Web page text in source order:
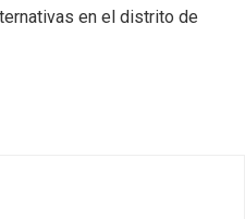
en el distrito de